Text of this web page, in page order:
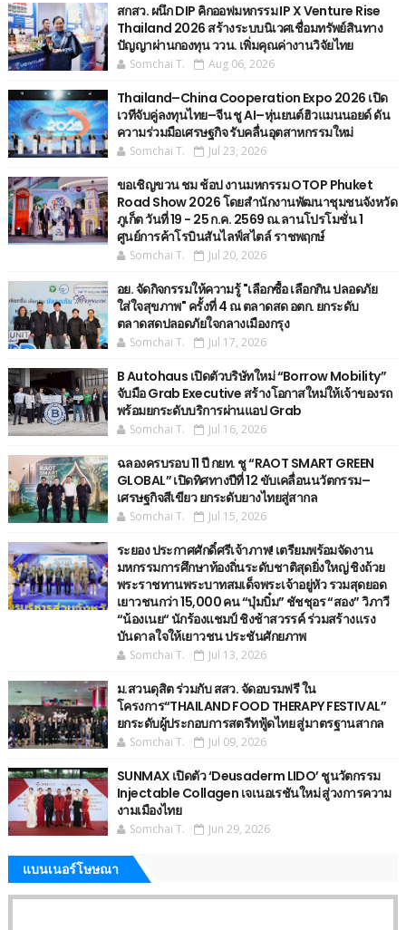
สกสว. ผนึก DIP คิกออฟมหกรรม IP X Venture Rise
Thailand 2026 สร้างระบบนิเวศเชื่อมทรัพย์สินทาง
ปัญญาผ่านกองทุน ววน. เพิ่มคุณค่างานวิจัยไทย
Somchai T. Aug 06, 2026
Thailand–China Cooperation Expo 2026 เปิด
เวทีจับคู่ลงทุนไทย–จีน ชู AI–หุ่นยนต์ฮิวแมนนอยด์ ดัน
ความร่วมมือเศรษฐกิจ รับคลื่นอุตสาหกรรมใหม่
Somchai T. Jul 23, 2026
ขอเชิญขวน ชม ช้อป งานมหกรรม OTOP Phuket
Road Show 2026 โดยสำนักงานพัฒนาชุมชนจังหวัด
ภูเก็ต วันที่ 19 - 25 ก.ค. 2569 ณ.ลานโปรโมชั่น 1
ศูนย์การค้าโรบินสันไลฟ์สไตล์ ราชพฤกษ์
Somchai T. Jul 20, 2026
อย. จัดกิจกรรมให้ความรู้ "เลือกซื้อ เลือกกิน ปลอดภัย
ใส่ใจสุขภาพ" ครั้งที่ 4 ณ ตลาดสด อตก. ยกระดับ
ตลาดสดปลอดภัยใจกลางเมืองกรุง
Somchai T. Jul 17, 2026
B Autohaus เปิดตัวบริษัทใหม่ “Borrow Mobility”
จับมือ Grab Executive สร้างโอกาสใหม่ให้เจ้าของรถ
พร้อมยกระดับบริการผ่านแอป Grab
Somchai T. Jul 16, 2026
ฉลองครบรอบ 11 ปี กยท. ชู “RAOT SMART GREEN
GLOBAL” เปิดทิศทางปีที่ 12 ขับเคลื่อนนวัตกรรม–
เศรษฐกิจสีเขียว ยกระดับยางไทยสู่สากล
Somchai T. Jul 15, 2026
ระยอง ประกาศศักดิ์ศรีเจ้าภาพ! เตรียมพร้อมจัดงาน
มหกรรมการศึกษาท้องถิ่นระดับชาติสุดยิ่งใหญ่ ชิงถ้วย
พระราชทานพระบาทสมเด็จพระเจ้าอยู่หัว รวมสุดยอด
เยาวชนกว่า 15,000 คน “บุ๋มบิ๋ม” ชัชชุอร “สอง” วิภาวี
“น้องเนย“ นักร้องแชมป์ ชิงช้าสวรรค์ ร่วมสร้างแรง
บันดาลใจให้เยาวชน ประชันศักยภาพ
Somchai T. Jul 13, 2026
ม.สวนดุสิต ร่วมกับ สสว. จัดอบรมฟรี ใน
โครงการ“THAILAND FOOD THERAPY FESTIVAL”
ยกระดับผู้ประกอบการสตรีทฟู้ดไทย สู่มาตรฐานสากล
Somchai T. Jul 09, 2026
SUNMAX เปิดตัว ‘Deusaderm LIDO’ ชูนวัตกรรม
Injectable Collagen เจเนอเรชันใหม่ สู่วงการความ
งามเมืองไทย
Somchai T. Jun 29, 2026
แบนเนอร์โษษณา